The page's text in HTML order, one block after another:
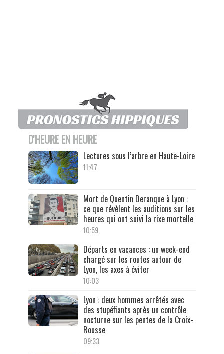
D'HEURE EN HEURE
Lectures sous l’arbre en Haute-Loire
11:47
Mort de Quentin Deranque à Lyon :
ce que révèlent les auditions sur les
heures qui ont suivi la rixe mortelle
10:59
Départs en vacances : un week-end
chargé sur les routes autour de
Lyon, les axes à éviter
10:03
Lyon : deux hommes arrêtés avec
des stupéfiants après un contrôle
nocturne sur les pentes de la Croix-
Rousse
09:33